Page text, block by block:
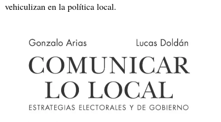
vehiculizan en la política local.